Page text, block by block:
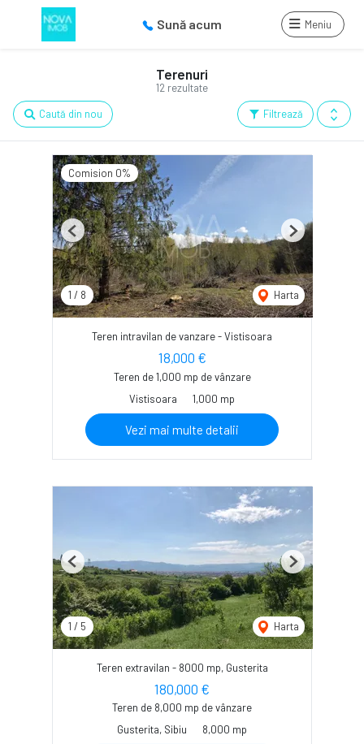
Sună acum Meniu
12 rezultate
Terenuri
Filtrează
Caută din nou
Comision 0%
1 / 8 Harta
Previous Next
Teren intravilan de vanzare - Vistisoara
18,000 €
Teren de 1,000 mp de vânzare
Vistisoara
1,000 mp
Vezi mai multe detalii
1 / 5 Harta
Previous Next
Teren extravilan - 8000 mp, Gusterita
180,000 €
Teren de 8,000 mp de vânzare
Gusterita, Sibiu
8,000 mp